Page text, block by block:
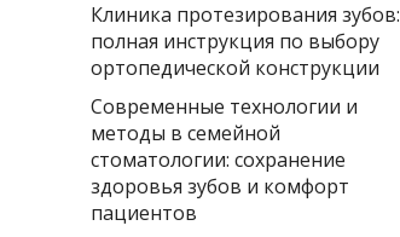
Клиника протезирования зубов:
полная инструкция по выбору
ортопедической конструкции
Современные технологии и
методы в семейной
стоматологии: сохранение
здоровья зубов и комфорт
пациентов